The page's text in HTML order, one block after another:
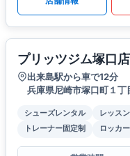
プリッツジム塚口店
出来島駅から車で12分
兵庫県尼崎市塚口町１
シューズレンタル レッス
トレーナー固定制
ロッカー